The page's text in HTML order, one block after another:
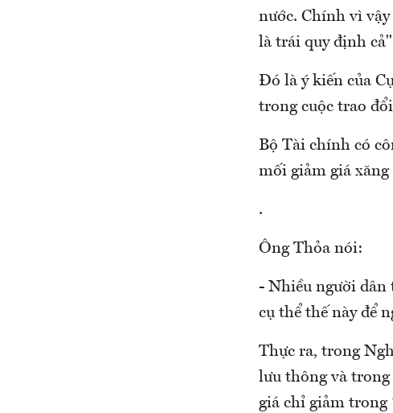
nước. Chính vì vậy
là trái quy định
Đó là ý kiến của
trong cuộc trao
Bộ Tài chính có
mối giảm giá xăng
.
Ông Thỏa nói:
- Nhiều người dân
cụ thể thế này để
Thực ra, trong
lưu thông và trong
giá chỉ giảm trong